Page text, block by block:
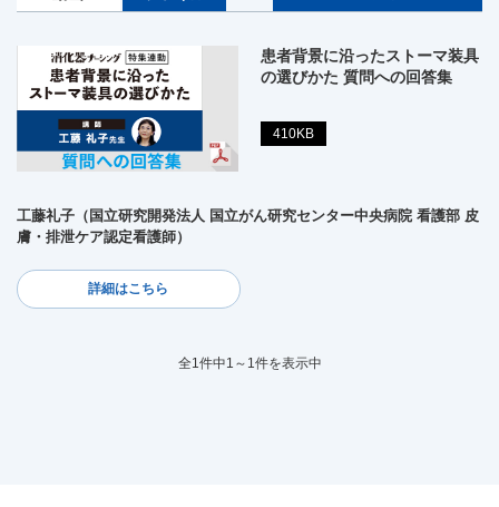
患者背景に沿ったストーマ装具
の選びかた 質問への回答集
410KB
工藤礼子（国立研究開発法人 国立がん研究センター中央病院 看護部 皮
膚・排泄ケア認定看護師）
詳細はこちら
全1件中1～1件を表示中